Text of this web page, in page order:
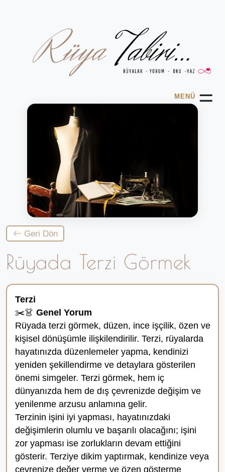
MENÜ ☰
Geri Dön
Rüyada Terzi Görmek
Terzi
✂️👗 Genel Yorum
Rüyada terzi görmek, düzen, ince işçilik, özen ve
kişisel dönüşümle ilişkilendirilir. Terzi, rüyalarda
hayatınızda düzenlemeler yapma, kendinizi
yeniden şekillendirme ve detaylara gösterilen
önemi simgeler. Terzi görmek, hem iç
dünyanızda hem de dış çevrenizde değişim ve
yenilenme arzusu anlamına gelir.
Terzinin işini iyi yapması, hayatınızdaki
değişimlerin olumlu ve başarılı olacağını; işini
zor yapması ise zorlukların devam ettiğini
gösterir. Terziye dikim yaptırmak, kendinize veya
çevrenize değer verme ve özen gösterme